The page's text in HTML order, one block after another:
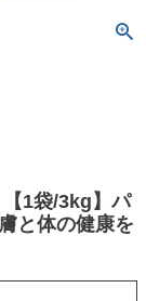
【1袋/3kg】パ
と体の健康を